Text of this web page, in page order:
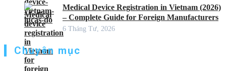
Medical Device Registration in Vietnam (2026)
– Complete Guide for Foreign Manufacturers
6 Tháng Tư, 2026
Chuyên mục